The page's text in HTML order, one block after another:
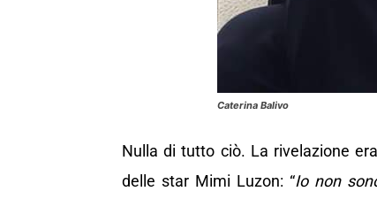
Caterina Balivo
Nulla di tutto ciò. La rivelazione
delle star Mimi Luzon: “Io non